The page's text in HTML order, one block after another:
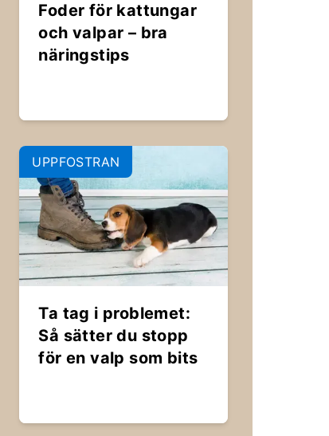
Foder för kattungar
och valpar – bra
näringstips
UPPFOSTRAN
Ta tag i problemet:
Så sätter du stopp
för en valp som bits